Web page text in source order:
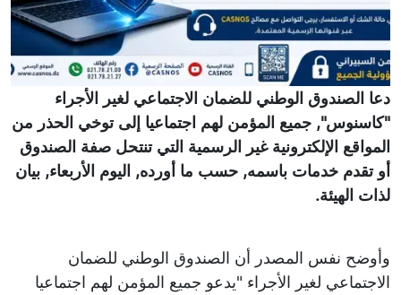
دعا الصندوق الوطني للضمان الاجتماعي لغير الأجراء
"كاسنوس", جميع المؤمن لهم اجتماعيا إلى توخي الحذر من
المواقع الإلكترونية غير الرسمية التي تنتحل صفة الصندوق
أو تقدم خدمات باسمه, حسب ما أورده, اليوم الأربعاء, بيان
لذات الهيئة.
وأوضح نفس المصدر أن الصندوق الوطني للضمان
الاجتماعي لغير الأجراء "يدعو جميع المؤمن لهم اجتماعيا